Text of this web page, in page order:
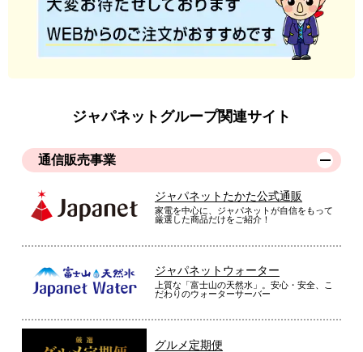
ジャパネットグループ関連サイト
通信販売事業
ジャパネットたかた公式通販
家電を中心に、ジャパネットが自信をもって
厳選した商品だけをご紹介！
ジャパネットウォーター
上質な「富士山の天然水」。安心・安全、こ
だわりのウォーターサーバー
グルメ定期便